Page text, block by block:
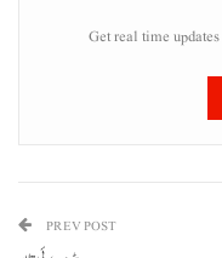
Get real time
PREV POST